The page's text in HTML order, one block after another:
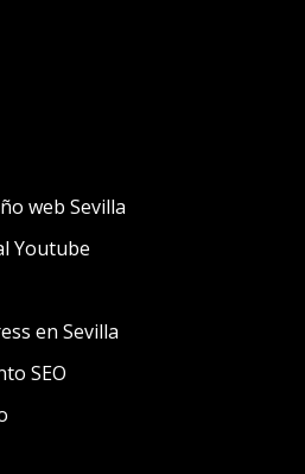
web Sevilla
Youtube
en Sevilla
SEO